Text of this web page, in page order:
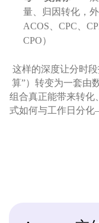
量、归因转化，
ACOS、CPC、
CPO）
这样的深度让分时
算”）转变为一套由
组合真正能带来转化
式如何与工作日分